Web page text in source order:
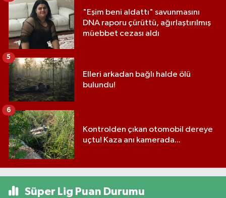
"Eşim beni aldattı" savunmasını
DNA raporu çürüttü, ağırlaştırılmış
müebbet cezası aldı
Elleri arkadan bağlı halde ölü
bulundu!
5
Kontrolden çıkan otomobil dereye
uçtu! Kaza anı kamerada...
6
Süper Lig Puan Durumu